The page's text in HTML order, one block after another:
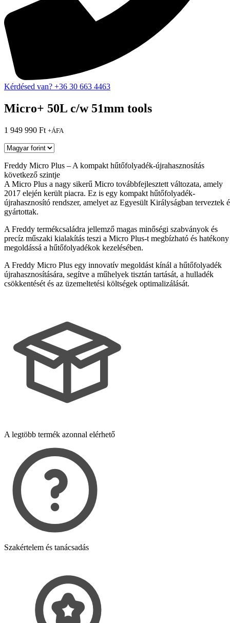
Kérdésed van? +36 30 663 4463
Micro+ 50L c/w 51mm tools
1 949 990 Ft +ÁFA
Freddy Micro Plus – A kompakt hűtőfolyadék-újrahasznosítás
következő szintje
A Micro Plus a nagy sikerű Micro továbbfejlesztett változata, amely
2017 elején került piacra. Ez is egy kompakt hűtőfolyadék-
újrahasznosító rendszer, amelyet az Egyesült Királyságban terveztek
gyártottak.
A Freddy termékcsaládra jellemző magas minőségi szabványok és
precíz műszaki kialakítás teszi a Micro Plus-t megbízható és hatékony
megoldássá a hűtőfolyadékok kezelésében.
A Freddy Micro Plus egy innovatív megoldást kínál a hűtőfolyadék
újrahasznosítására, segítve a műhelyek tisztán tartását, a hulladék
csökkentését és az üzemeltetési költségek optimalizálását.
A legtöbb termék azonnal elérhető
Szakértelem és tanácsadás